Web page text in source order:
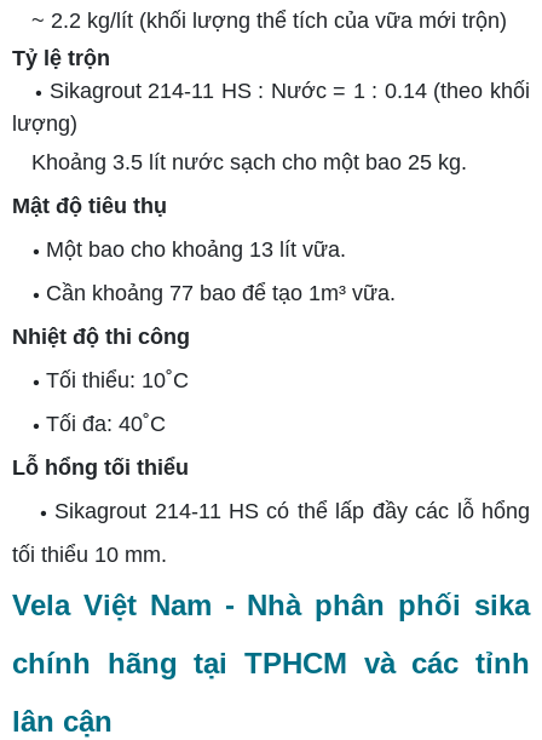
~ 2.2 kg/lít (khối lượng thể tích của vữa mới trộn)
Tỷ lệ trộn
• Sikagrout 214-11 HS : Nước = 1 : 0.14 (theo khối
lượng)
Khoảng 3.5 lít nước sạch cho một bao 25 kg.
Mật độ tiêu thụ
• Một bao cho khoảng 13 lít vữa.
• Cần khoảng 77 bao để tạo 1m³ vữa.
Nhiệt độ thi công
• Tối thiểu: 10˚C
• Tối đa: 40˚C
Lỗ hổng tối thiểu
• Sikagrout 214-11 HS có thể lấp đầy các lỗ hổng
tối thiểu 10 mm.
Vela Việt Nam - Nhà phân phối sika
chính hãng tại TPHCM và các tỉnh
lân cận